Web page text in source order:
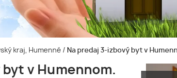
kraj, Humenné / Na predaj 3-izbový byt v
v Humennom.